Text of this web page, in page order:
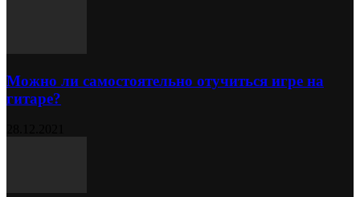
Можно ли самостоятельно отучиться игре на
гитаре?